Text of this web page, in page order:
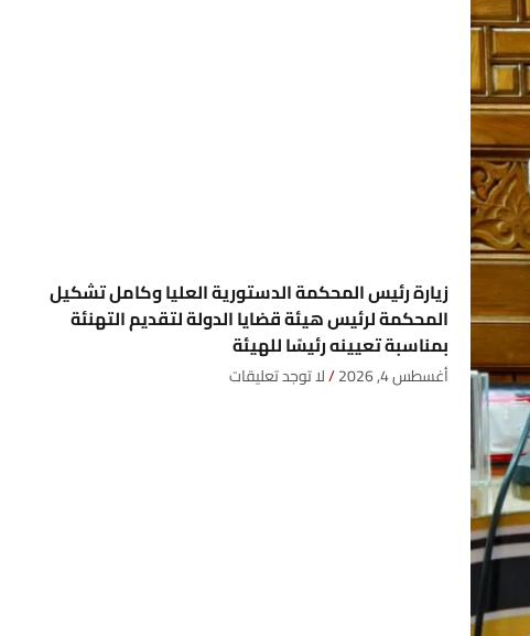
زيارة رئيس المحكمة الدستورية العليا وكامل تشكيل
المحكمة لرئيس هيئة قضايا الدولة لتقديم التهنئة
بمناسبة تعيينه رئيسًا للهيئة
أغسطس 4, 2026 لا توجد تعليقات